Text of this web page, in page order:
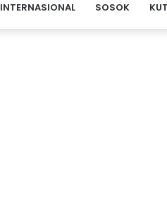
INTERNASIONAL SOSOK